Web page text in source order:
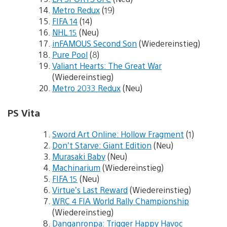
Metro Redux(19)
FIFA 14(14)
NHL 15 (Neu)
inFAMOUS Second Son (Wiedereinstieg)
Pure Pool(8)
Valiant Hearts: The Great War
(Wiedereinstieg)
Metro 2033 Redux(Neu)
PS Vita
Sword Art Online: Hollow Fragment (1)
Don’t Starve: Giant Edition (Neu)
Murasaki Baby(Neu)
Machinarium (Wiedereinstieg)
FIFA 15 (Neu)
Virtue’s Last Reward (Wiedereinstieg)
WRC 4 FIA World Rally Championship
(Wiedereinstieg)
Danganronpa: Trigger Happy Havoc